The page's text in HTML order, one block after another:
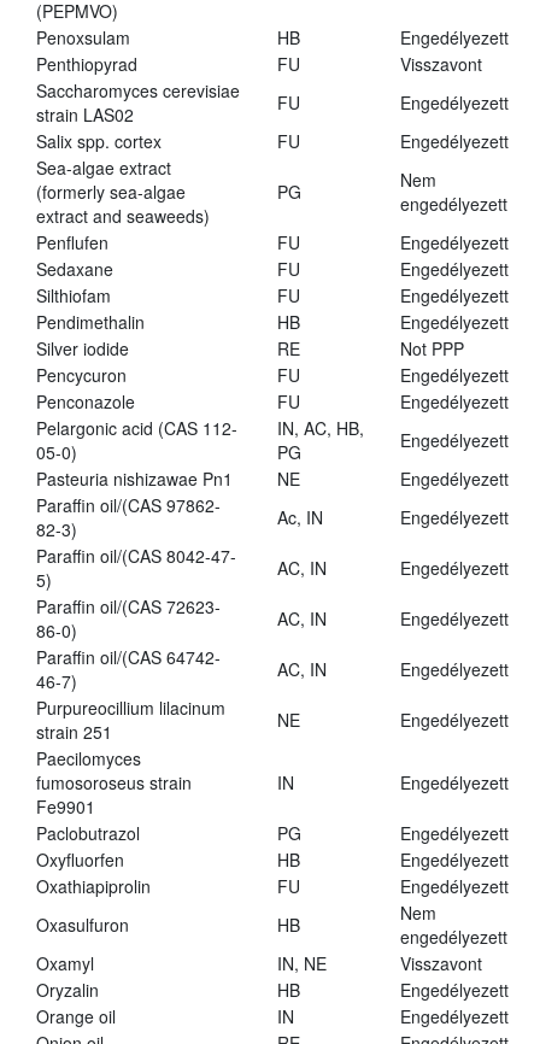
(PEPMVO)
Penoxsulam HB
Engedélyezett
Penthiopyrad
FU
Visszavont
Saccharomyces cerevisiae
strain LAS02
FU
Engedélyezett
Salix spp. cortex
FU
Engedélyezett
Sea-algae extract
(formerly sea-algae
extract and seaweeds)
PG
Nem
engedélyezett
Penflufen
FU
Engedélyezett
Sedaxane
FU
Engedélyezett
Silthiofam
FU
Engedélyezett
Pendimethalin
HB
Engedélyezett
Silver iodide
RE
Not PPP
Pencycuron
FU
Engedélyezett
Penconazole
FU
Engedélyezett
Pelargonic acid (CAS 112-
05-0)
IN, AC, HB,
PG
Engedélyezett
Pasteuria nishizawae Pn1
NE
Engedélyezett
Paraffin oil/(CAS 97862-
82-3)
Ac, IN
Engedélyezett
Paraffin oil/(CAS 8042-47-
5)
AC, IN
Engedélyezett
Paraffin oil/(CAS 72623-
86-0)
AC, IN
Engedélyezett
Paraffin oil/(CAS 64742-
46-7)
AC, IN
Engedélyezett
Purpureocillium lilacinum
strain 251
NE
Engedélyezett
Paecilomyces
fumosoroseus strain
Fe9901
IN Engedélyezett
Paclobutrazol PG
Engedélyezett
Oxyfluorfen
HB
Engedélyezett
Oxathiapiprolin
FU
Engedélyezett
Oxasulfuron
HB
Nem
engedélyezett
Oxamyl
IN, NE
Visszavont
Oryzalin
HB
Engedélyezett
Orange oil
IN
Engedélyezett